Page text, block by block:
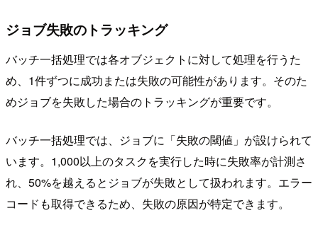
ジョブ失敗のトラッキング
バッチ一括処理では各オブジェクトに対して処理を行うた
め、1件ずつに成功または失敗の可能性があります。そのた
めジョブを失敗した場合のトラッキングが重要です。
バッチ一括処理では、ジョブに「失敗の閾値」が設けられて
います。1,000以上のタスクを実行した時に失敗率が計測さ
れ、50%を越えるとジョブが失敗として扱われます。エラー
コードも取得できるため、失敗の原因が特定できます。